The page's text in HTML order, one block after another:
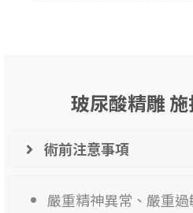
玻尿酸精雕
術前注意事項
嚴重精神異常、嚴重